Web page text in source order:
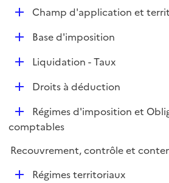
p
l
i
e
DChamp d'application et
D
r
Base d'imposition
D
e
r
Liquidation - Taux
D
l
e
Droits à déduction
D
é
l
Régimes d'imposition et
comptables
Recouvrement, contrôle et
DRégimes territoriaux